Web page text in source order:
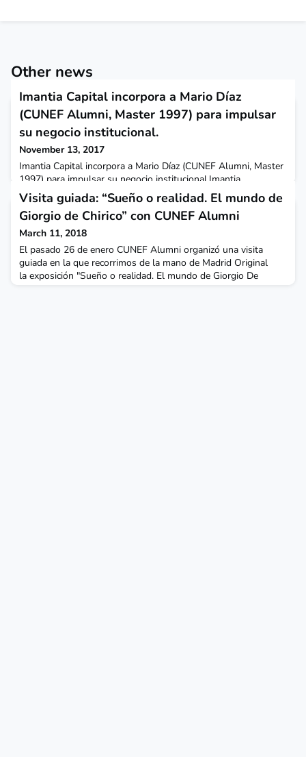
Other news
Imantia Capital incorpora a Mario Díaz
(CUNEF Alumni, Master 1997) para impulsar
su negocio institucional.
November 13, 2017
Imantia Capital incorpora a Mario Díaz (CUNEF Alumni, Master
1997) para impulsar su negocio institucional.Imantia
Capital incorpora a sus filas a Mario Díaz Serrano
como Director de Negocio. Con más de 20 años de experiencia,
13 de ellos dedicado al desarrollo de negocio tanto en redes
comerciales bancarias como el orientado a inversores
institucionales, Díaz tiene como objetivo impulsar el negoci
Visita guiada: “Sueño o realidad. El mundo de
Giorgio de Chirico” con CUNEF Alumni
March 11, 2018
El pasado 26 de enero CUNEF Alumni organizó una visita
guiada en la que recorrimos de la mano de Madrid Original
la exposición "Sueño o realidad. El mundo de Giorgio De